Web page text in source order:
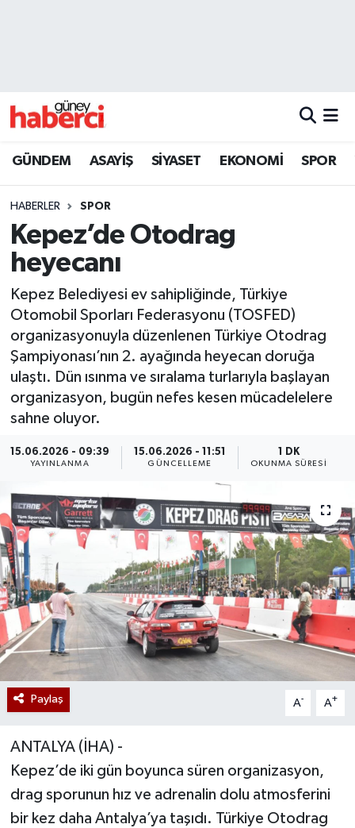
GÜNDEM ASAYİŞ SİYASET EKONOMİ SPOR
HABERLER SPOR
Kepez’de Otodrag
heyecanı
Kepez Belediyesi ev sahipliğinde, Türkiye
Otomobil Sporları Federasyonu (TOSFED)
organizasyonuyla düzenlenen Türkiye Otodrag
Şampiyonası’nın 2. ayağında heyecan doruğa
ulaştı. Dün ısınma ve sıralama turlarıyla başlayan
organizasyon, bugün nefes kesen mücadelelere
sahne oluyor.
15.06.2026 - 09:39
YAYINLANMA
15.06.2026 - 11:51
GÜNCELLEME
1 DK
OKUNMA SÜRESI
Paylaş A- A+
ANTALYA (İHA) -
Kepez’de iki gün boyunca süren organizasyon,
drag sporunun hız ve adrenalin dolu atmosferini
bir kez daha Antalya’ya taşıdı. Türkiye Otodrag
Beyoğlu Trafik Yoğunluk Haritası
Son Dakika Haberleri
Haber Arşivi